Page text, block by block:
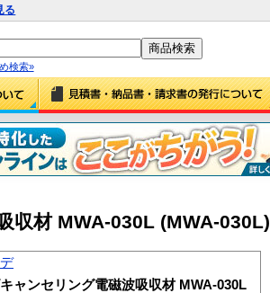
る
検索»
収材 MWA-030L (MWA-030L)
キャンセリング電磁波吸収材 MWA-030L